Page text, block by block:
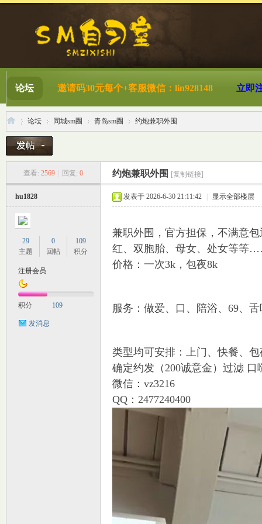
论坛 邀请码30元每个+客服微信：lin928148 立即
论坛
›
同城sm圈
›
青岛sm圈
›
约炮兼职外围
查看: 2569 回复: 0 约炮兼职外围 [复制链接]
hu1828
29
主题
0
回帖
109
积分
注册会员
积分 109
发消息
发表于 2026-6-30 21:11:42 显示全部楼层
兼职外围，官方担保，不满意
红、双胞胎、母女、处女等等
价格：一次3k，包夜8k
服务：做爱、口、陪浴、69、
类型均可安排：上门、快餐、
确定约发（200诚意金）过滤
微信：vz3216
QQ：2477240400